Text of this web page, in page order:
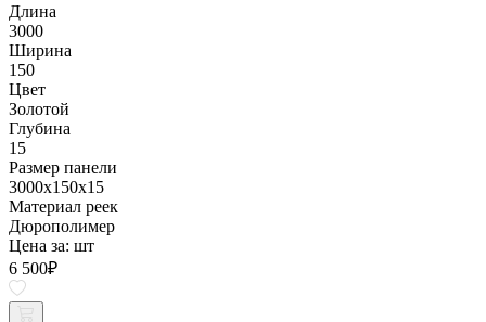
Длина
3000
Ширина
150
Цвет
Золотой
Глубина
15
Размер панели
3000x150x15
Материал реек
Дюрополимер
Цена за: шт
6 500₽